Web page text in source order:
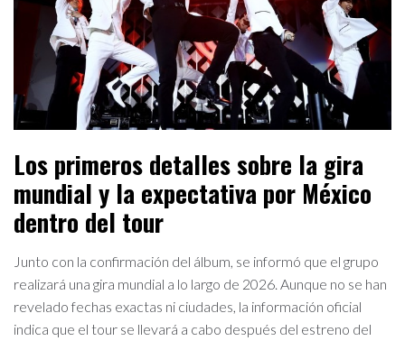
Los primeros detalles sobre la gira
mundial y la expectativa por México
dentro del tour
Junto con la confirmación del álbum, se informó que el grupo
realizará una gira mundial a lo largo de 2026. Aunque no se han
revelado fechas exactas ni ciudades, la información oficial
indica que el tour se llevará a cabo después del estreno del